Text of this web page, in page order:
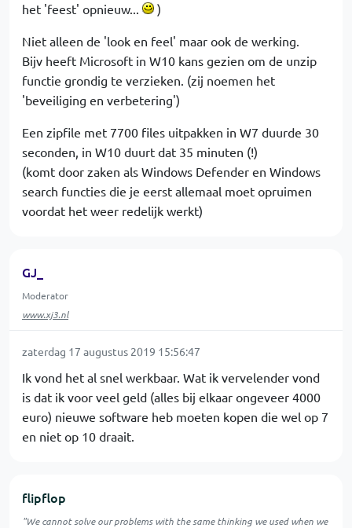
het 'feest' opnieuw...
)
Niet alleen de 'look en feel' maar ook de werking.
Bijv heeft Microsoft in W10 kans gezien om de unzip
functie grondig te verzieken. (zij noemen het
'beveiliging en verbetering')
Een zipfile met 7700 files uitpakken in W7 duurde 30
seconden, in W10 duurt dat 35 minuten (!)
(komt door zaken als Windows Defender en Windows
search functies die je eerst allemaal moet opruimen
voordat het weer redelijk werkt)
GJ_
Moderator
www.xj3.nl
zaterdag 17 augustus 2019 15:56:47
Ik vond het al snel werkbaar. Wat ik vervelender vond
is dat ik voor veel geld (alles bij elkaar ongeveer 4000
euro) nieuwe software heb moeten kopen die wel op 7
en niet op 10 draait.
flipflop
"We cannot solve our problems with the same thinking we used when we